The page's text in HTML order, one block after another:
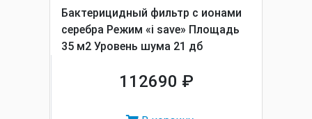
Бактерицидный фильтр с ионами
серебра Режим «i save» Площадь
35 м2 Уровень шума 21 дб
112690 ₽